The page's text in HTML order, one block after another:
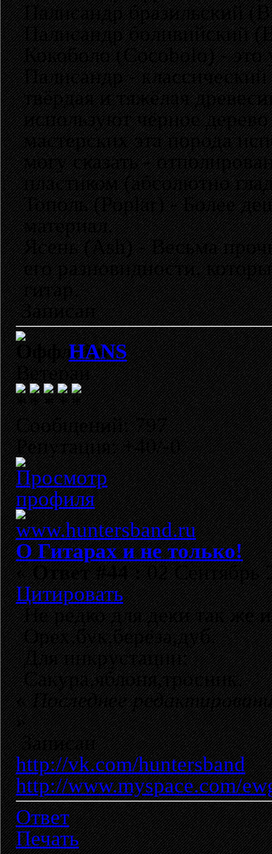
Палисандр бразильский
Палисандр боливийский
Кокоболо (Cocobolo) - это
Палисандр -
твёрдая и тяжёлая
используют чёрное
мастерских эта порода
могу сказать -
пластиком (абсолютно
Тополь (Poplar) - Более
материал.
Ясень (Ash) - Весьма
его разновидности,
гитар.
Записан
HANS
Ветеран
Сообщений: 797
Репутация: +40/-0
О Гитарах и не только!
«Ответ #44 :02 Сентябрь
Цитировать
Не редко для деки так же
Орех,бук,берёза,дуб.
Для инкрустации:
Сакура,яблоня,тросник.
«Последнее
»
Записан
http://vk.com/huntersband
http://www.myspace.com/
Ответ
Печать